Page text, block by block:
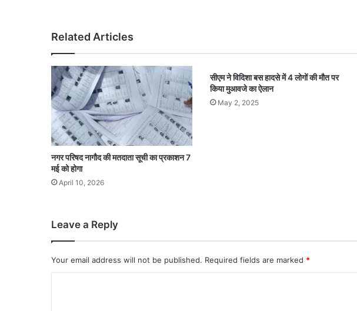
Related Articles
नगर परिषद नागौद की मतदाता सूची का प्रकाशन 7
मई को होगा
April 10, 2026
सीएम ने विदिशा बस हादसे में 4 लोगों की मौत पर
किया मुआवजे का ऐलान
May 2, 2025
Leave a Reply
Your email address will not be published. Required fields are marked *